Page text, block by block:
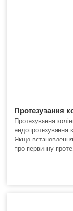
Протезування
Протезування
ендопротезування
Якщо
про первинну